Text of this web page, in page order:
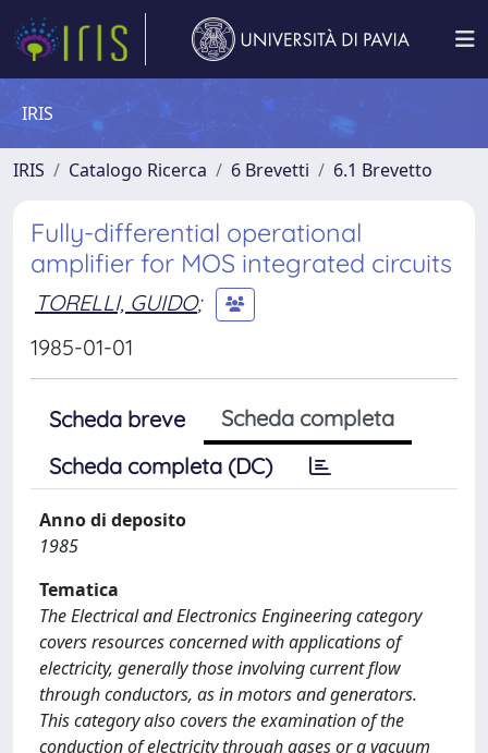
IRIS
IRIS Catalogo Ricerca 6 Brevetti 6.1 Brevetto
Fully-differential operational
amplifier for MOS integrated circuits
TORELLI, GUIDO;
1985-01-01
Scheda breve
Scheda completa
Scheda completa (DC)
Anno di deposito
1985
Tematica
The Electrical and Electronics Engineering category
covers resources concerned with applications of
electricity, generally those involving current flow
through conductors, as in motors and generators.
This category also covers the examination of the
conduction of electricity through gases or a vacuum